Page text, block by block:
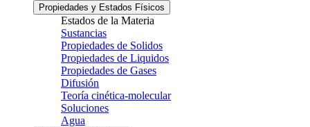
Propiedades y Estados Físicos
Estados de la Materia
Sustancias
Propiedades de Solidos
Propiedades de Liquidos
Propiedades de Gases
Difusión
Teoría cinética-molecular
Soluciones
Agua